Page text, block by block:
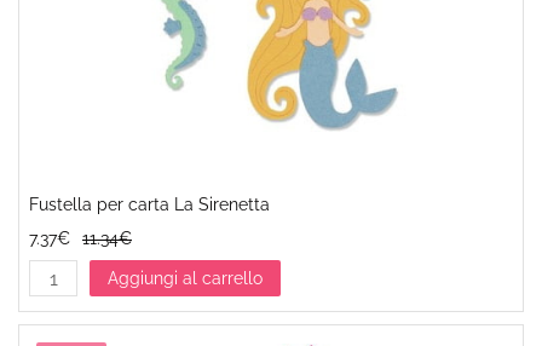
Fustella per carta La Sirenetta
7.37€
11.34€
Aggiungi al carrello